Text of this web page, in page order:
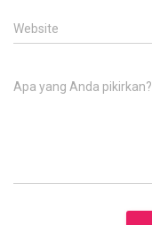
Website
Apa yang Anda pikirkan?